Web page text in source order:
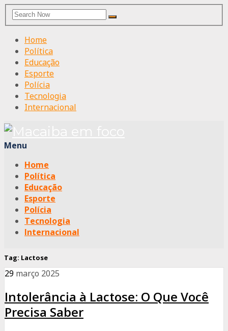
Search
for:
Search
Home
Política
Educação
Esporte
Polícia
Tecnologia
Internacional
Menu
Home
Política
Educação
Esporte
Polícia
Tecnologia
Internacional
Tag: Lactose
29 março 2025
Intolerância à Lactose: O Que Você
Precisa Saber